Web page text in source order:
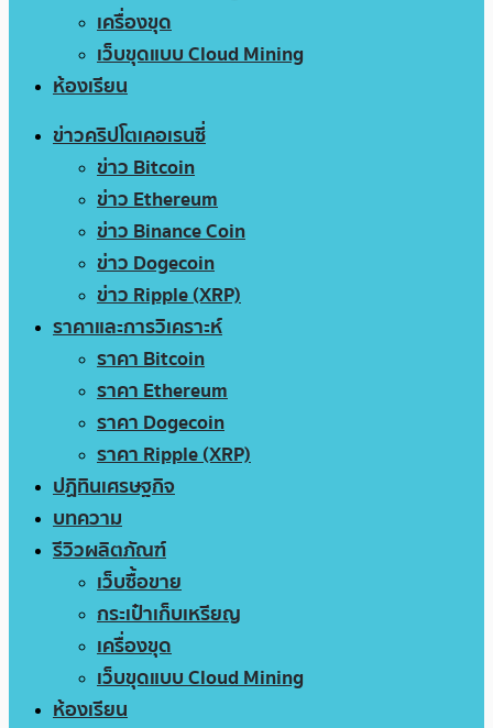
เครื่องขุด
เว็บขุดแบบ Cloud Mining
ห้องเรียน
ข่าวคริปโตเคอเรนซี่
ข่าว Bitcoin
ข่าว Ethereum
ข่าว Binance Coin
ข่าว Dogecoin
ข่าว Ripple (XRP)
ราคาและการวิเคราะห์
ราคา Bitcoin
ราคา Ethereum
ราคา Dogecoin
ราคา Ripple (XRP)
ปฏิทินเศรษฐกิจ
บทความ
รีวิวผลิตภัณฑ์
เว็บซื้อขาย
กระเป๋าเก็บเหรียญ
เครื่องขุด
เว็บขุดแบบ Cloud Mining
ห้องเรียน